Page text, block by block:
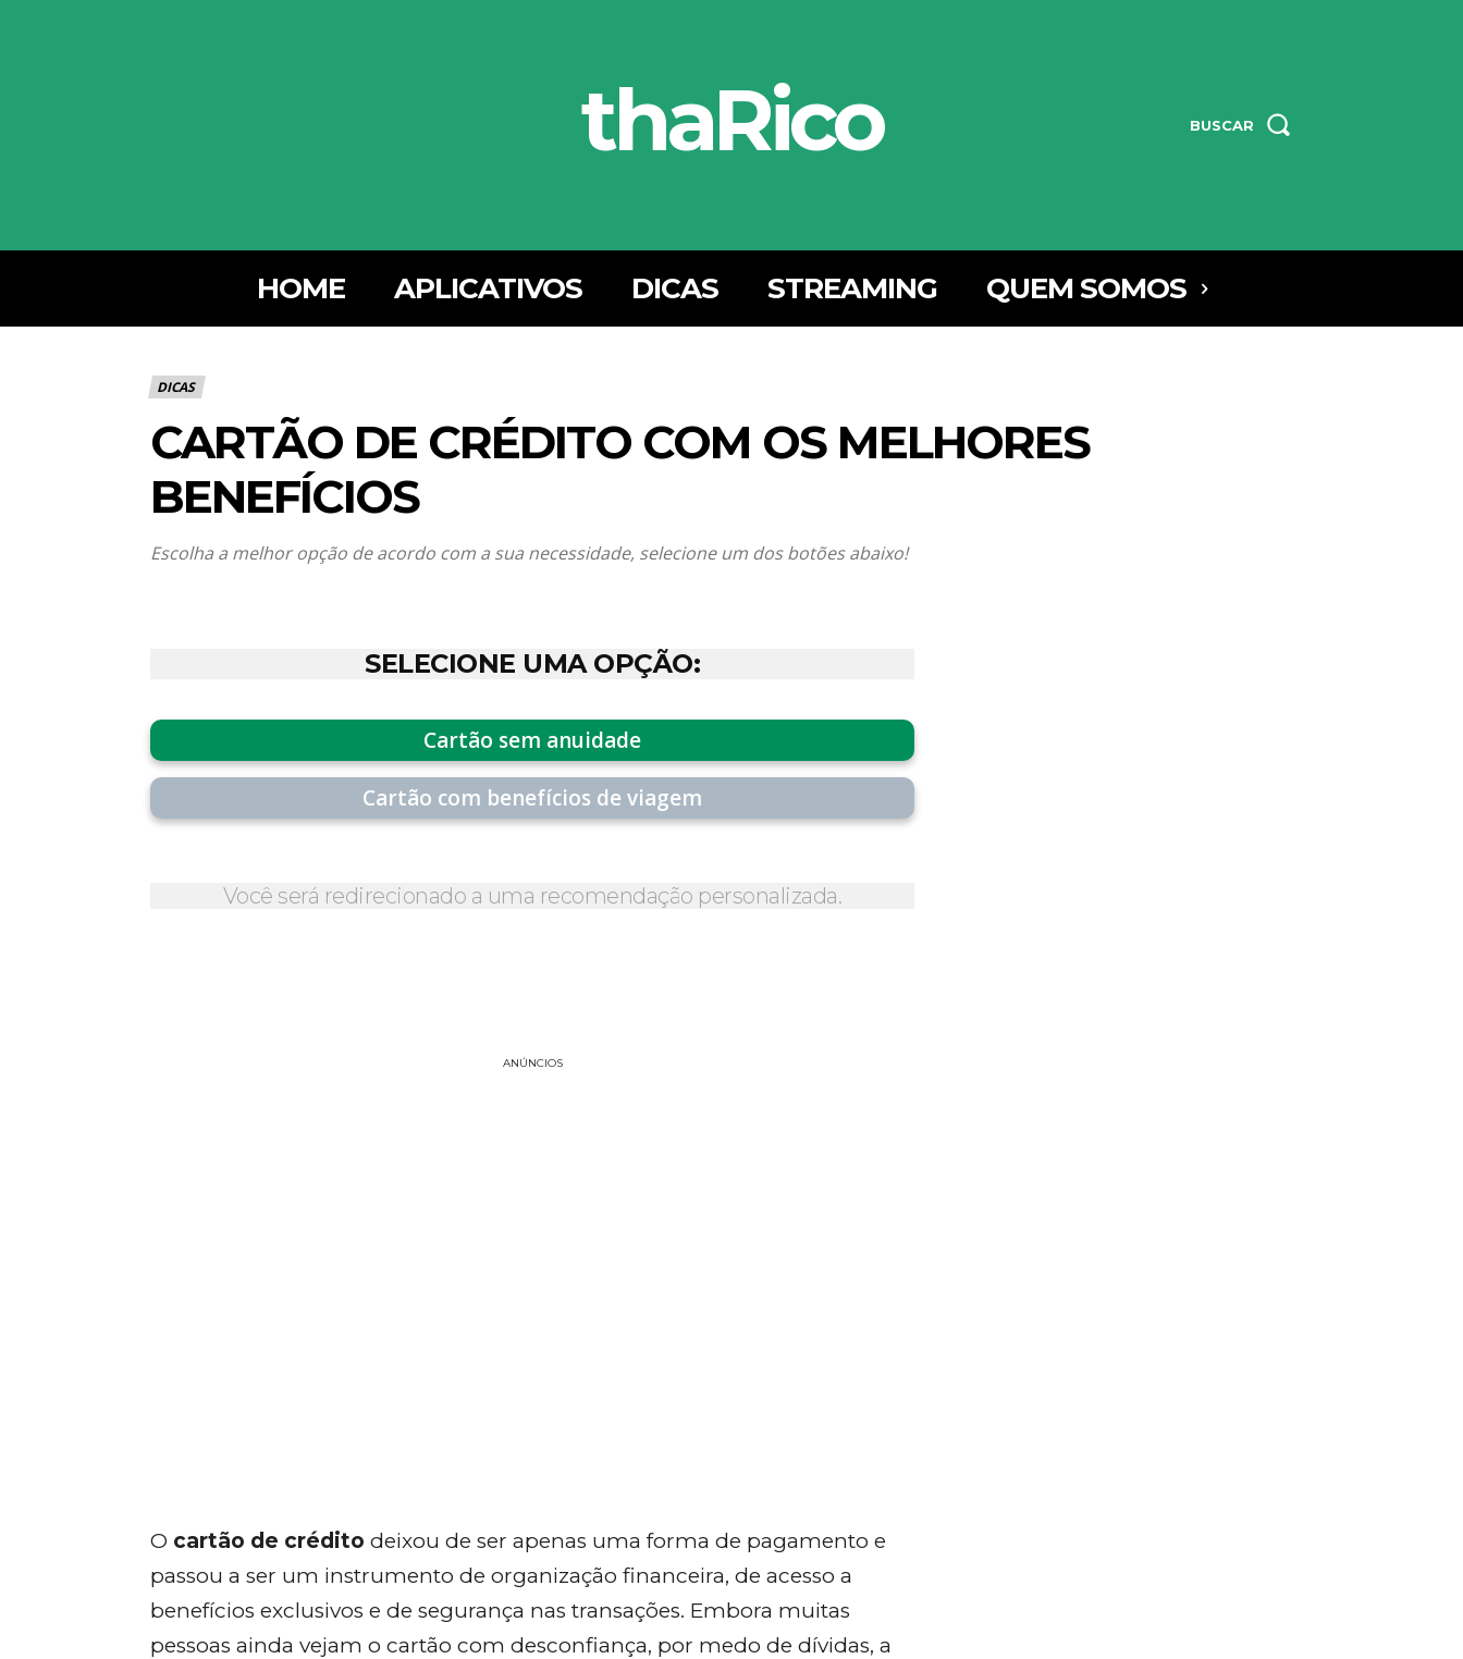
thaRico BUSCAR
HOME APLICATIVOS DICAS STREAMING QUEM SOMOS
DICAS
CARTÃO DE CRÉDITO COM OS MELHORES
BENEFÍCIOS
Escolha a melhor opção de acordo com a sua necessidade, selecione um dos botões abaixo!
SELECIONE UMA OPÇÃO:
Cartão sem anuidade
Cartão com benefícios de viagem
Você será redirecionado a uma recomendação personalizada.
ANÚNCIOS
O cartão de crédito deixou de ser apenas uma forma de pagamento e
passou a ser um instrumento de organização financeira, de acesso a
benefícios exclusivos e de segurança nas transações. Embora muitas
pessoas ainda vejam o cartão com desconfiança, por medo de dívidas, a